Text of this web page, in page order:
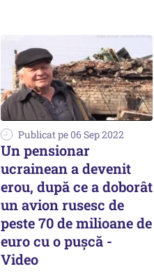
Publicat pe 06 Sep 2022
Un pensionar
ucrainean a devenit
erou, după ce a doborât
un avion rusesc de
peste 70 de milioane de
euro cu o pușcă -
Video